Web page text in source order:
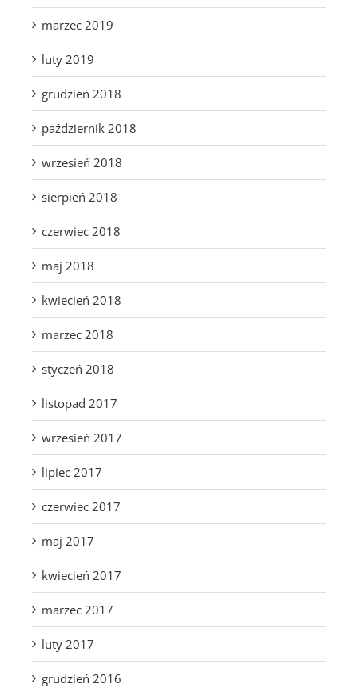
marzec 2019
luty 2019
grudzień 2018
październik 2018
wrzesień 2018
sierpień 2018
czerwiec 2018
maj 2018
kwiecień 2018
marzec 2018
styczeń 2018
listopad 2017
wrzesień 2017
lipiec 2017
czerwiec 2017
maj 2017
kwiecień 2017
marzec 2017
luty 2017
grudzień 2016